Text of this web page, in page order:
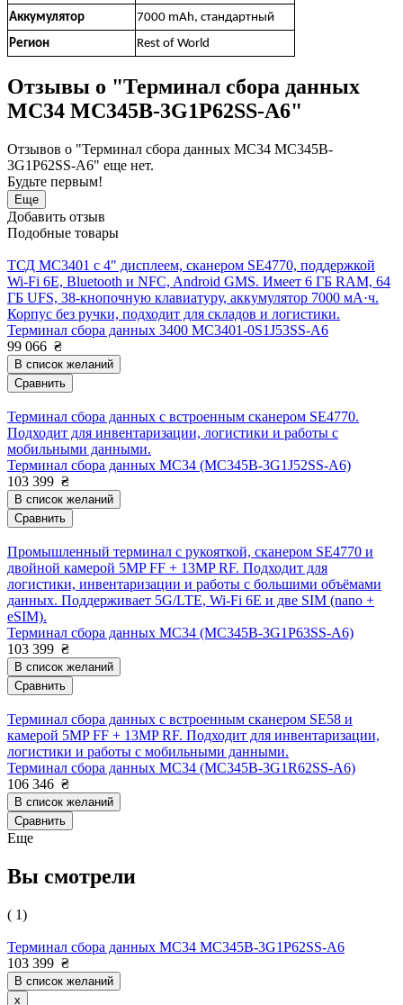
Аккумулятор
7000 mAh, стандартный
Регион
Rest of World
Отзывы о "Терминал сбора данных
MC34 MC345B-3G1P62SS-A6"
Отзывов о "Терминал сбора данных MC34 MC345B-
3G1P62SS-A6" еще нет.
Будьте первым!
Еще
Добавить отзыв
Подобные товары
ТСД MC3401 с 4" дисплеем, сканером SE4770, поддержкой
Wi-Fi 6E, Bluetooth и NFC, Android GMS. Имеет 6 ГБ RAM, 64
ГБ UFS, 38-кнопочную клавиатуру, аккумулятор 7000 мА·ч.
Корпус без ручки, подходит для складов и логистики.
Терминал сбора данных 3400 MC3401-0S1J53SS-A6
99 066 ₴
В список желаний
Сравнить
Терминал сбора данных с встроенным сканером SE4770.
Подходит для инвентаризации, логистики и работы с
мобильными данными.
Терминал сбора данных MC34 (MC345B-3G1J52SS-A6)
103 399 ₴
В список желаний
Сравнить
Промышленный терминал с рукояткой, сканером SE4770 и
двойной камерой 5MP FF + 13MP RF. Подходит для
логистики, инвентаризации и работы с большими объёмами
данных. Поддерживает 5G/LTE, Wi-Fi 6E и две SIM (nano +
eSIM).
Терминал сбора данных MC34 (MC345B-3G1P63SS-A6)
103 399 ₴
В список желаний
Сравнить
Терминал сбора данных с встроенным сканером SE58 и
камерой 5MP FF + 13MP RF. Подходит для инвентаризации,
логистики и работы с мобильными данными.
Терминал сбора данных MC34 (MC345B-3G1R62SS-A6)
106 346 ₴
В список желаний
Сравнить
Еще
Вы смотрели
( 1)
Терминал сбора данных MC34 MC345B-3G1P62SS-A6
103 399 ₴
В список желаний
x